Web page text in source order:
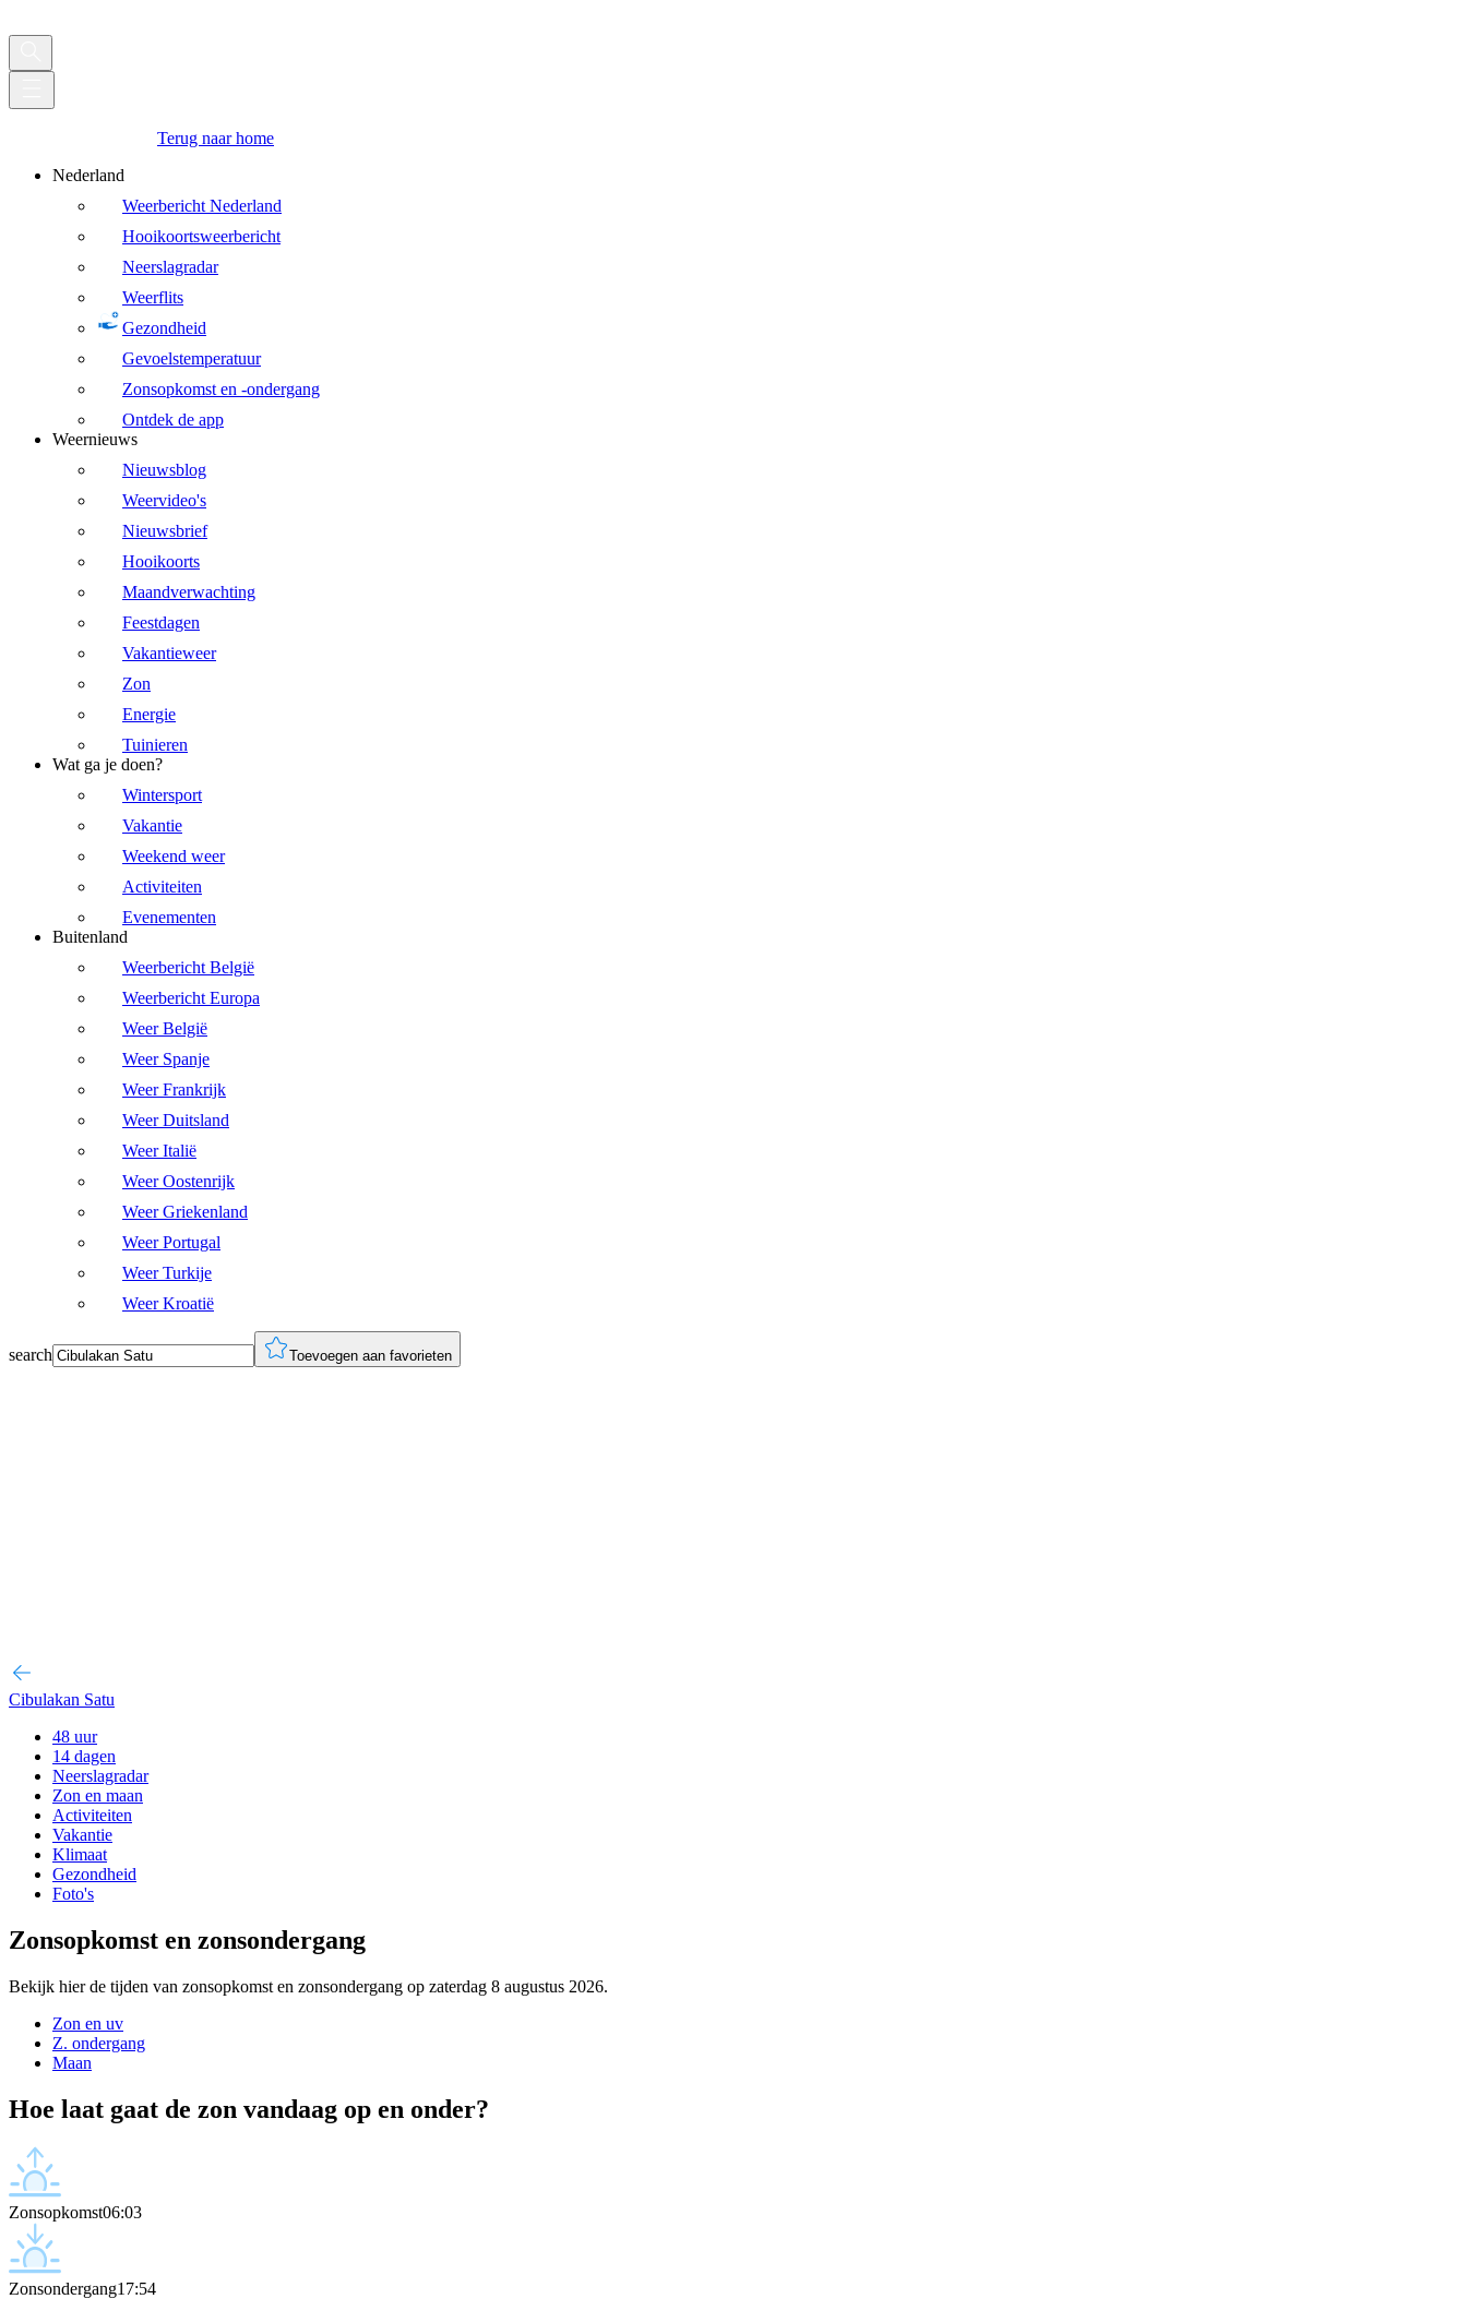
Terug naar home
Nederland
Weerbericht Nederland
Hooikoortsweerbericht
Neerslagradar
Weerflits
Gezondheid
Gevoelstemperatuur
Zonsopkomst en -ondergang
Ontdek de app
Weernieuws
Nieuwsblog
Weervideo's
Nieuwsbrief
Hooikoorts
Maandverwachting
Feestdagen
Vakantieweer
Zon
Energie
Tuinieren
Wat ga je doen?
Wintersport
Vakantie
Weekend weer
Activiteiten
Evenementen
Buitenland
Weerbericht België
Weerbericht Europa
Weer België
Weer Spanje
Weer Frankrijk
Weer Duitsland
Weer Italië
Weer Oostenrijk
Weer Griekenland
Weer Portugal
Weer Turkije
Weer Kroatië
search Toevoegen aan favorieten
Cibulakan Satu
48 uur
14 dagen
Neerslagradar
Zon en maan
Activiteiten
Vakantie
Klimaat
Gezondheid
Foto's
Zonsopkomst en zonsondergang
Bekijk hier de tijden van zonsopkomst en zonsondergang op zaterdag 8 augustus 2026.
Zon en uv
Z. ondergang
Maan
Hoe laat gaat de zon vandaag op en onder?
Zonsopkomst06:03
Zonsondergang17:54